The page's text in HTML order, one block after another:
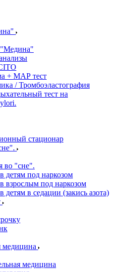
"Медина"
+ МАР тест
/ Тромбоэластография
тест на
стационар
во "сне".
детям под наркозом
взрослым под наркозом
детям в седации (закись азота)
медицина
медицина